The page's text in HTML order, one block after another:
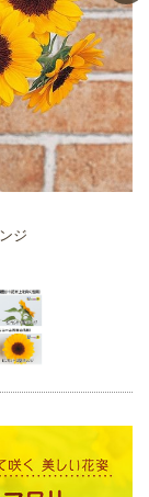
ジ